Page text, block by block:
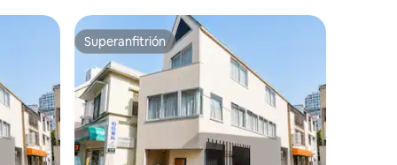
Superanfitrión
Superanfitrión